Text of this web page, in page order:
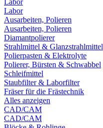
Labor
Labor
Ausarbeiten, Polieren
Ausarbeiten, Polieren
Diamantpolierer
Strahlmittel & Glanzstrahlmittel
Polierpasten & Elektrolyte
Polierer, Bürsten & Schwabbel
Schleifmittel
Staubfilter & Laborfilter
Fräser für die Frästechnik
Alles anzeigen
CAD/CAM
CAD/CAM